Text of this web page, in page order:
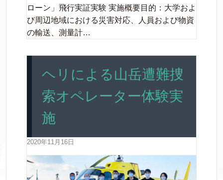
ローン」飛行実証実験 実施概要目的：大学およ
び周辺地域における災害対応、人員および物資
の輸送、測量計…
ヘリによる山岳遭難捜
索オペレーター体験実
施
2020年11月16日